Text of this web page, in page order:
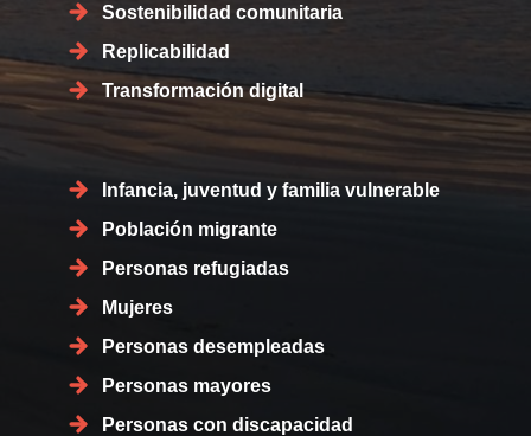
Sostenibilidad comunitaria
Replicabilidad
Transformación digital
Infancia, juventud y familia vulnerable
Población migrante
Personas refugiadas
Mujeres
Personas desempleadas
Personas mayores
Personas con discapacidad